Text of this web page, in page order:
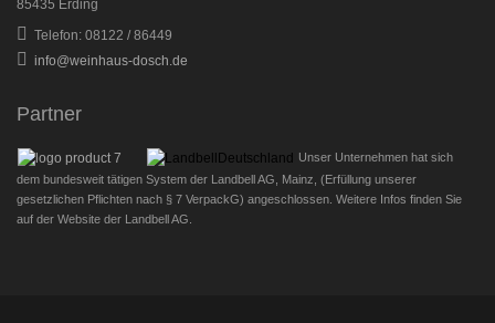
85435 Erding
Telefon: 08122 / 86449
info@weinhaus-dosch.de
Partner
Unser Unternehmen hat sich
dem bundesweit tätigen System der Landbell AG, Mainz, (Erfüllung unserer
gesetzlichen Pflichten nach § 7 VerpackG) angeschlossen. Weitere Infos finden Sie
auf der Website der Landbell AG.